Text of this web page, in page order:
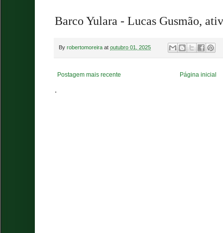
Barco Yulara - Lucas Gusmão,
By robertomoreira at outubro 01, 2025
Postagem mais recente Página inicial
.